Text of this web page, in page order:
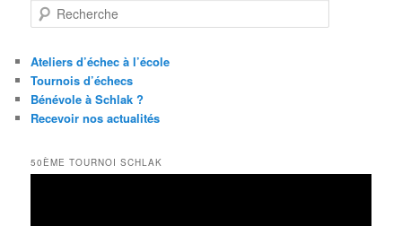
e
h
e
r
h
Ateliers d’échec à l’école
Tournois d’échecs
Bénévole à Schlak ?
Recevoir nos actualités
50ÈME TOURNOI SCHLAK